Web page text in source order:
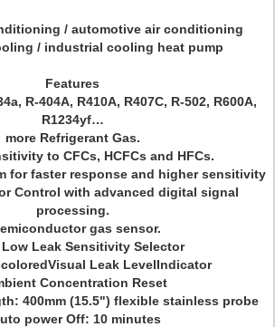
/ automotive air conditioning
/ industrial cooling heat pump
Features
R-404A, R410A, R407C, R-502, R600A,
R1234yf…
more Refrigerant Gas.
to CFCs, HCFCs and HFCs.
for faster response and higher sensitivity
Control with advanced digital signal
processing.
gas sensor.
Low Leak Sensitivity Selector
coloredVisual Leak LevelIndicator
Concentration Reset
400mm (15.5") flexible stainless probe
power Off: 10 minutes